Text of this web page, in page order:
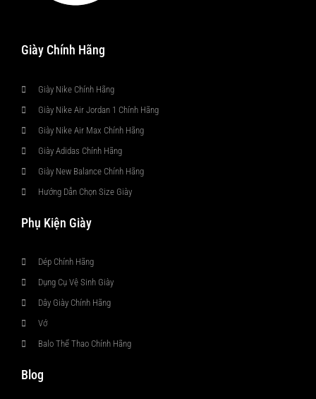
Giày Chính Hãng
Giày Nike Chính Hãng
Giày Nike Air Jordan 1 Chính Hãng
Giày Nike Air Max Chính Hãng
Giày Adidas Chính Hãng
Giày New Balance Chính Hãng
Hướng Dẫn Chọn Size Giày
Phụ Kiện Giày
Dép Chính Hãng
Dụng Cụ Vệ Sinh Giày
Dây Giày Chính Hãng
Vớ
Balo Thể Thao Chính Hãng
Blog